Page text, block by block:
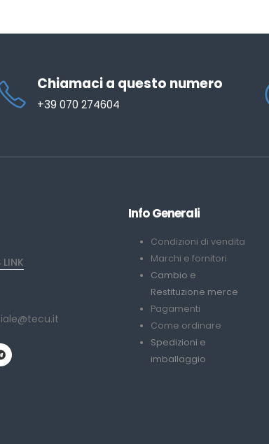
Chiamaci a questo numero
+39 070 274604
Info Generali
Condizioni di vendita
Marchi e fornitori
Cambio e
Restituzione merce
Pagamenti
Come ordinare
Spedizioni e
imballaggio